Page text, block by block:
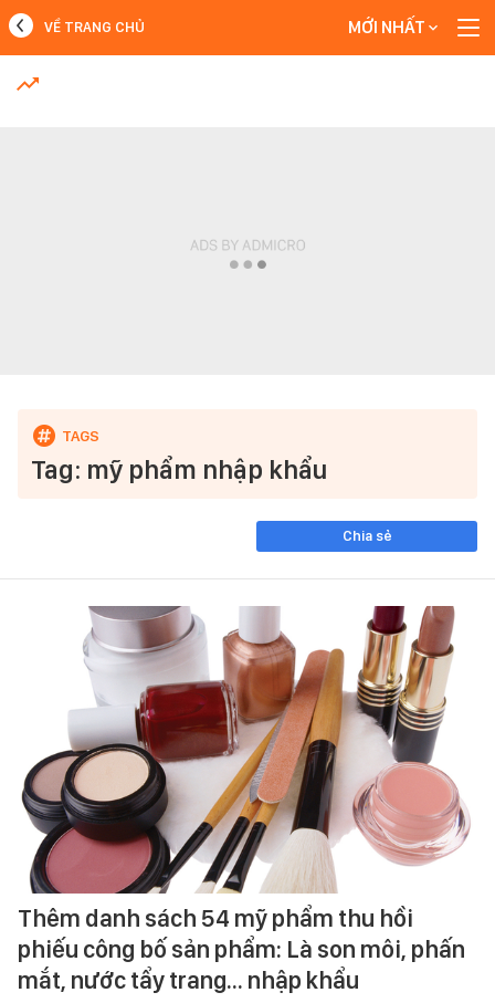
MỚI NHẤT
VỀ TRANG CHỦ MỚI NHẤT
Tag: mỹ phẩm nhập khẩu
Chia sẻ
Thêm danh sách 54 mỹ phẩm thu hồi
phiếu công bố sản phẩm: Là son môi, phấn
mắt, nước tẩy trang... nhập khẩu